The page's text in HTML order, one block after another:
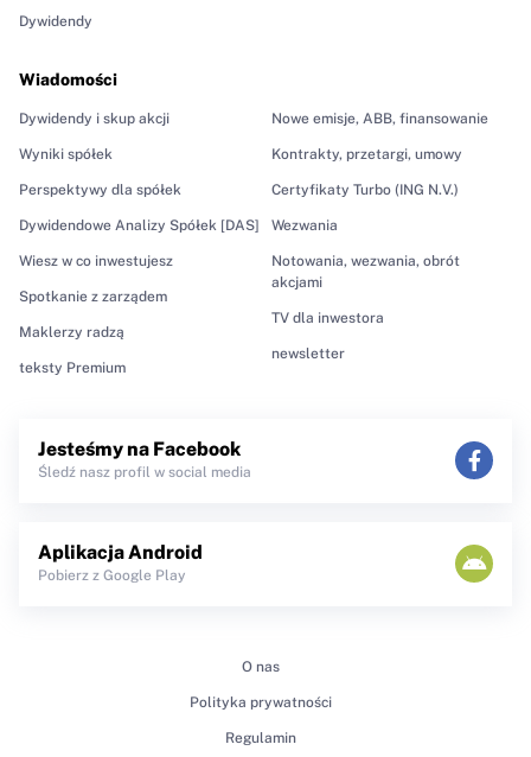
Dywidendy
Wiadomości
Dywidendy i skup akcji
Wyniki spółek
Perspektywy dla spółek
Dywidendowe Analizy Spółek [DAS]
Wiesz w co inwestujesz
Spotkanie z zarządem
Maklerzy radzą
teksty Premium
Nowe emisje, ABB, finansowanie
Kontrakty, przetargi, umowy
Certyfikaty Turbo (ING N.V.)
Wezwania
Notowania, wezwania, obrót
akcjami
TV dla inwestora
newsletter
Jesteśmy na Facebook
Śledź nasz profil w social media
Aplikacja Android
Pobierz z Google Play
O nas
Polityka prywatności
Regulamin